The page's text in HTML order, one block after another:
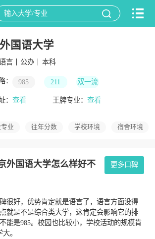
国语大学
言 公办 本科
： 985 211 双一流
： 查看 王牌专业：查看
业 往年分数 学校环境 宿舍环境
外国语大学怎么样好不
更多口碑
很好，优势肯定就是语言了，语言方面没得
就是不是综合类大学，这肯定会影响它的排
能是985。校园也比较小，学校活动的规模肯
。